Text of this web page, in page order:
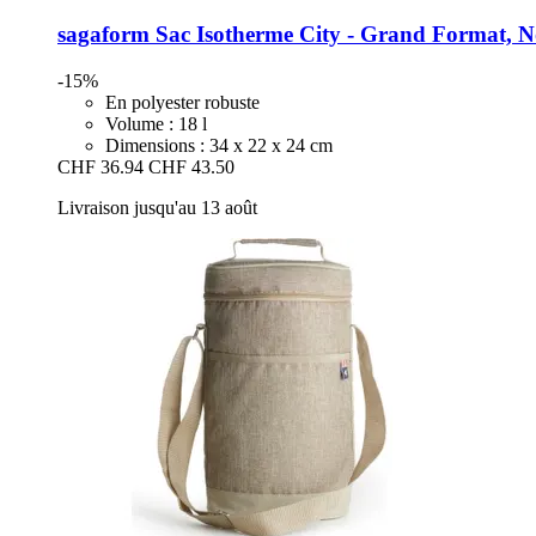
sagaform Sac Isotherme City -​ Grand Format,
-15%
En polyester robuste
Volume : 18 l
Dimensions : 34 x 22 x 24 cm
CHF 36.94 CHF 43.50
Livraison jusqu'au 13 août